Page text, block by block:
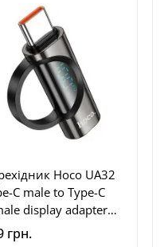
Hoco UA32
C male to Type-C
display adapter
грн.